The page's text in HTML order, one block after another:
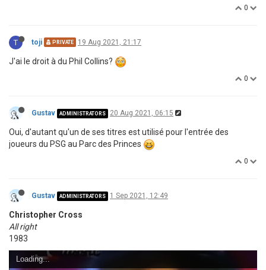
0
T toji PRIVATE 19 Aug 2021, 21:17
J'ai le droit à du Phil Collins?
0
Gustav ADMINISTRATORS 20 Aug 2021, 06:15
Oui, d'autant qu'un de ses titres est utilisé pour l'entrée des
joueurs du PSG au Parc des Princes
0
Gustav ADMINISTRATORS 1 Sep 2021, 12:49
Christopher Cross
All right
1983
Loading...